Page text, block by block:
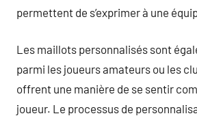
permettent de s’exprimer à une
Les maillots personnalisés sont
parmi les joueurs amateurs ou les
offrent une manière de se sentir
joueur. Le processus de